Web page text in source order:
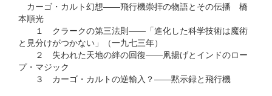
カーゴ・カルト幻想――飛行機崇拝の物語とその伝播 橋
本順光
１ クラークの第三法則――「進化した科学技術は魔術
と見分けがつかない」（一九七三年）
２ 失われた天地の絆の回復――凧揚げとインドのロー
プ・マジック
３ カーゴ・カルトの逆輸入？――黙示録と飛行機